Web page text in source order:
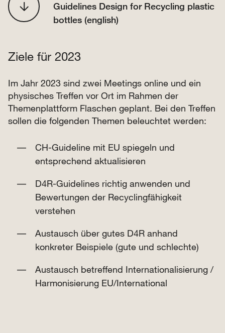
Guidelines Design for Recycling plastic
bottles (english)
Ziele für 2023
Im Jahr 2023 sind zwei Meetings online und ein
physisches Treffen vor Ort im Rahmen der
Themenplattform Flaschen geplant. Bei den Treffen
sollen die folgenden Themen beleuchtet werden:
CH-Guideline mit EU spiegeln und
entsprechend aktualisieren
D4R-Guidelines richtig anwenden und
Bewertungen der Recyclingfähigkeit
verstehen
Austausch über gutes D4R anhand
konkreter Beispiele (gute und schlechte)
Austausch betreffend Internationalisierung /
Harmonisierung EU/International